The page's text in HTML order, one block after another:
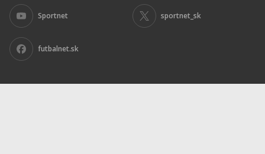
Sportnet sportnet_sk
futbalnet.sk